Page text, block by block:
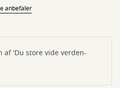
anbefaler
af 'Du store vide verden-